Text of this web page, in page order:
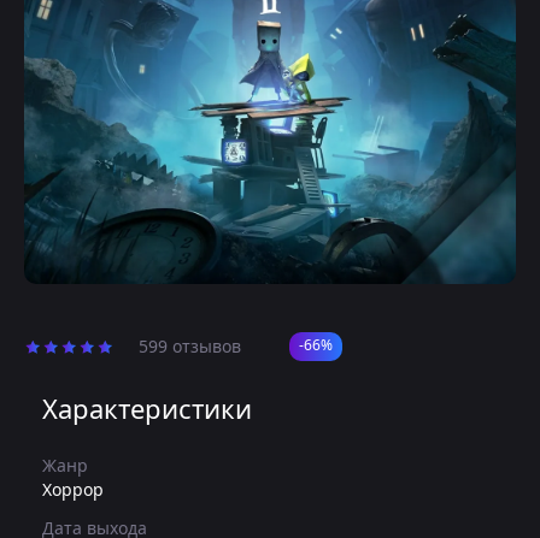
599 отзывов -66%
Характеристики
Жанр
Хоррор
Дата выхода